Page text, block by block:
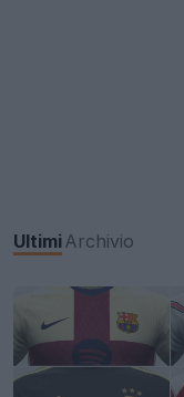
UltimiArchivio